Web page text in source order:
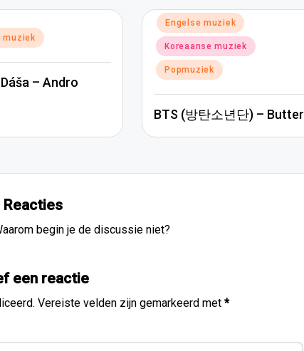
muziek
– Andro
Geplaatst
in
Engelse muziek
Koreaanse muziek
Popmuziek
BTS (방탄소년단) – Butter
Reacties
begin je de discussie niet?
een reactie
Vereiste velden zijn gemarkeerd met*